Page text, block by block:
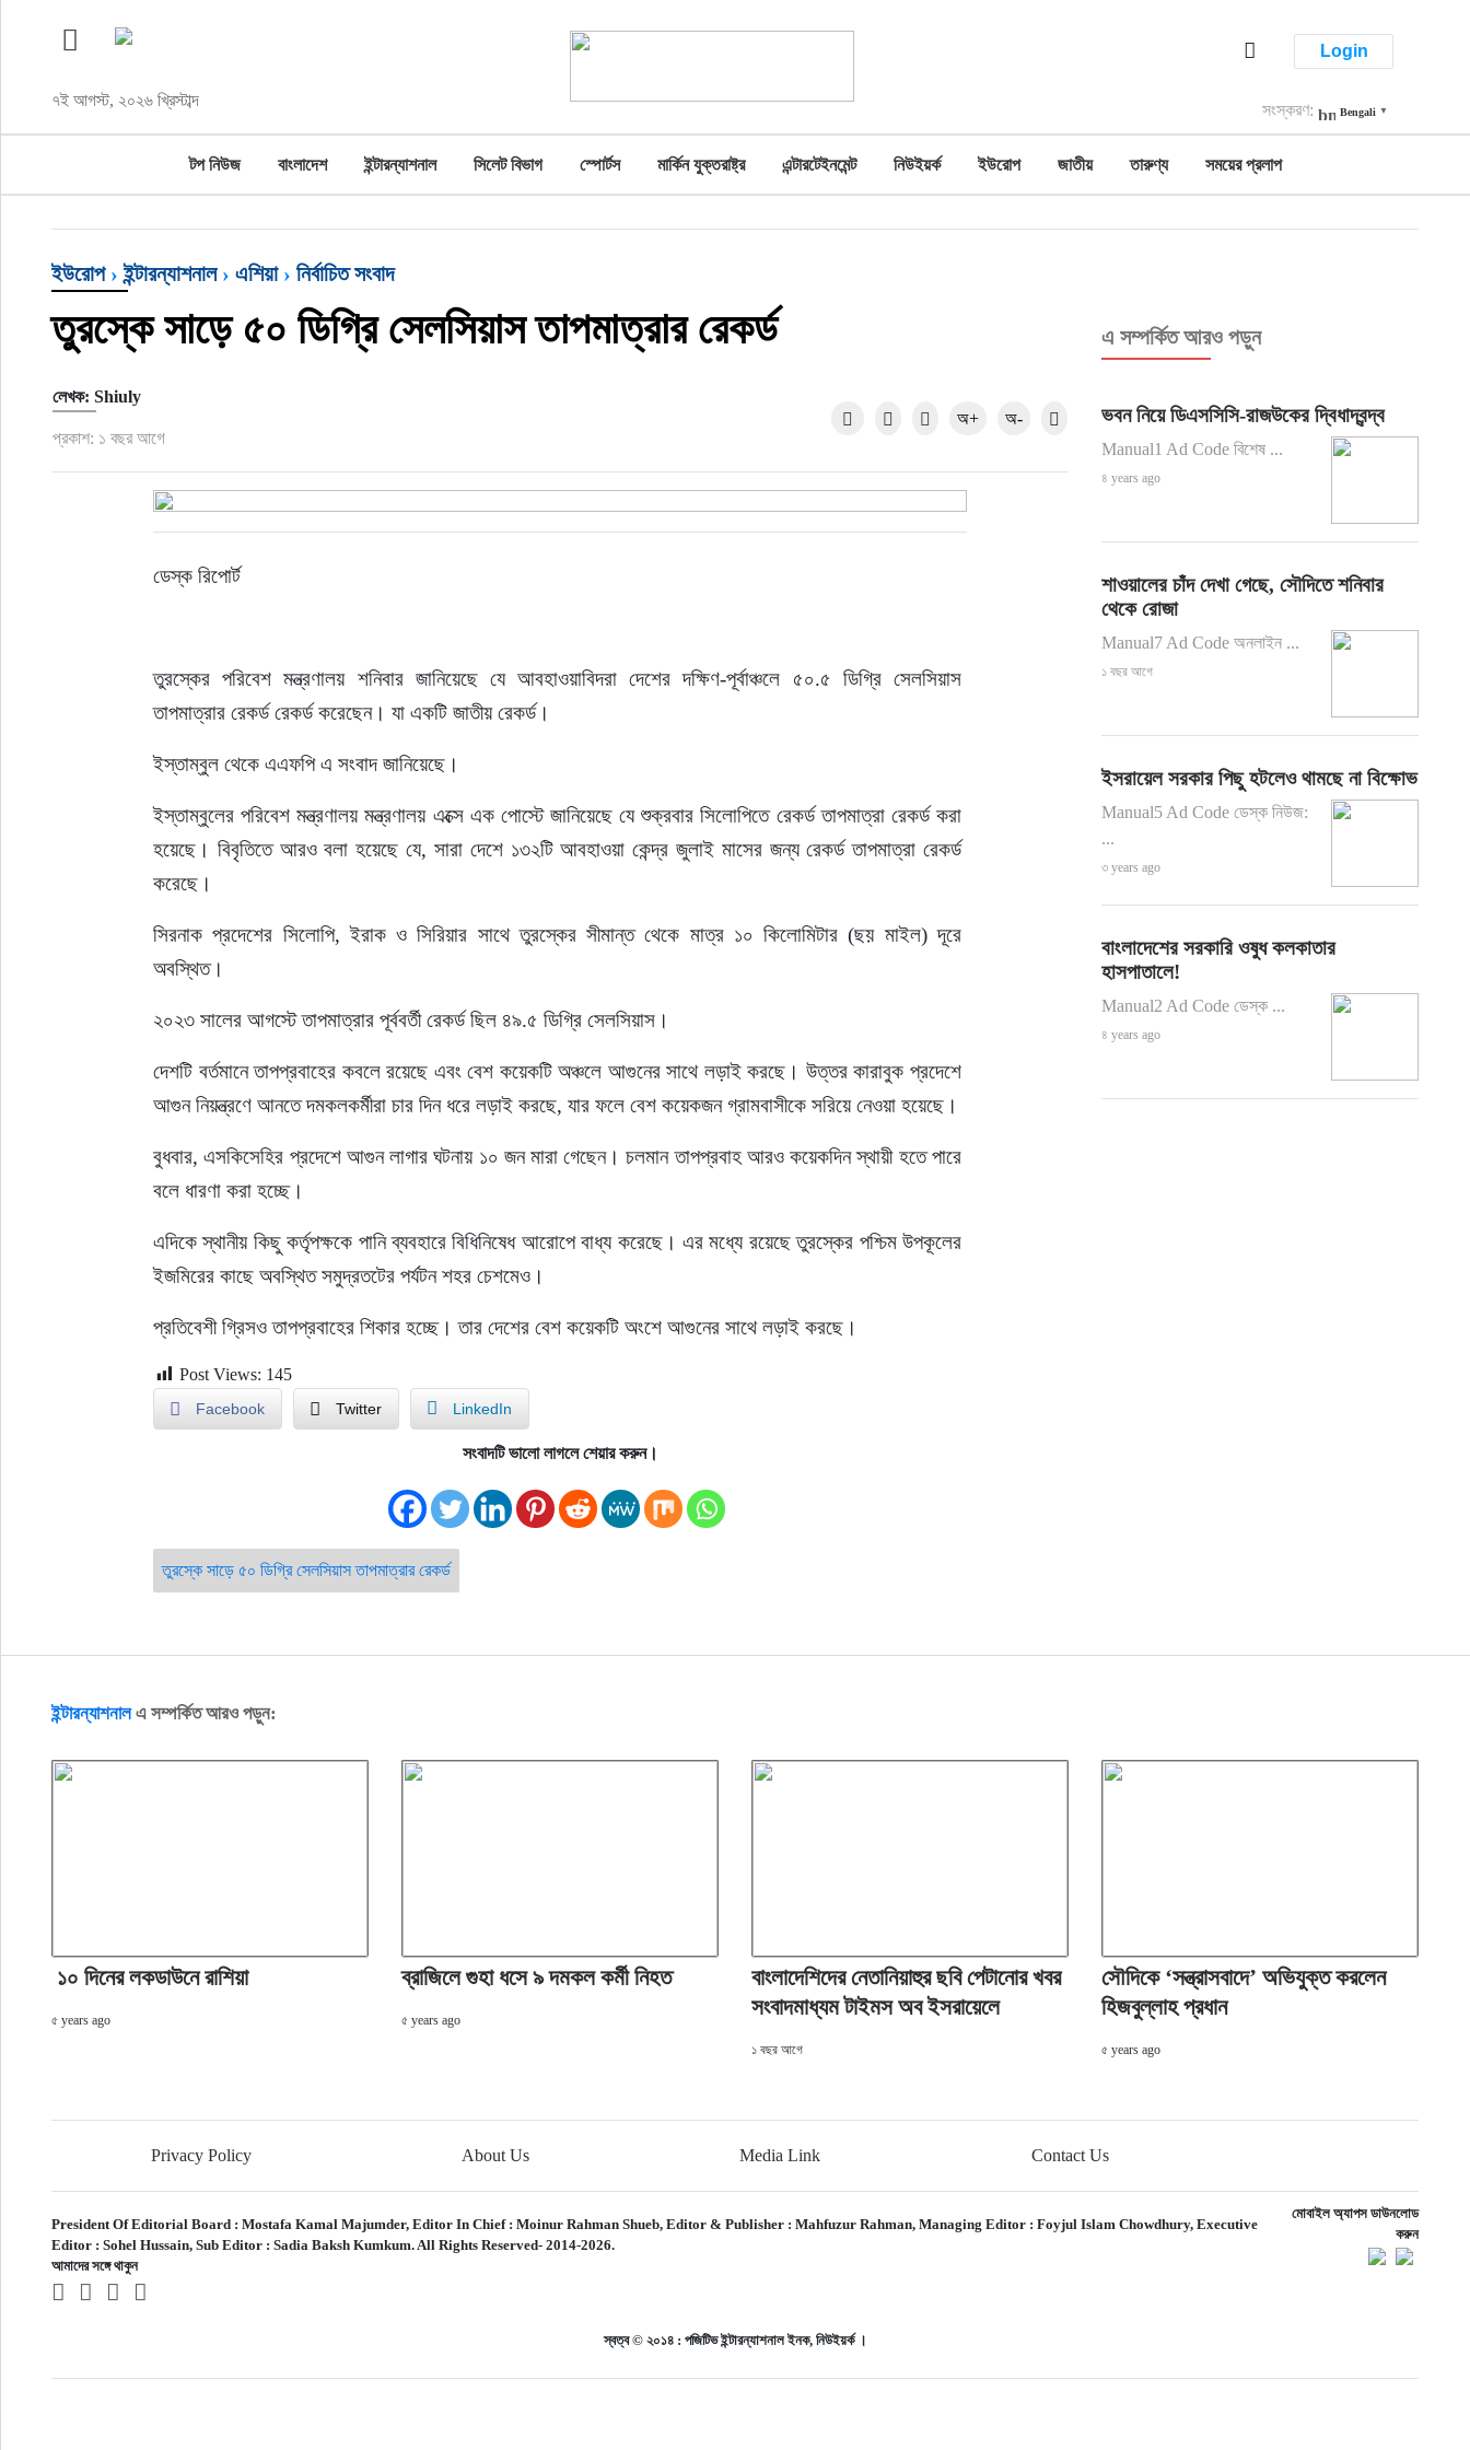
৭ই আগস্ট, ২০২৬ খ্রিস্টাব্দ
Login
সংস্করণ: Bengali ▼
টপ নিউজ বাংলাদেশ ইন্টারন্যাশনাল সিলেট বিভাগ স্পোর্টস মার্কিন যুক্তরাষ্ট্র এন্টারটেইনমেন্ট নিউইয়র্ক ইউরোপ জাতীয় তারুণ্য সময়ের প্রলাপ
ইউরোপ›ইন্টারন্যাশনাল›এশিয়া›নির্বাচিত সংবাদ
তুরস্কে সাড়ে ৫০ ডিগ্রি সেলসিয়াস তাপমাত্রার রেকর্ড
লেখক: Shiuly
প্রকাশ: ১ বছর আগে
অ+ অ-
ডেস্ক রিপোর্ট
তুরস্কের পরিবেশ মন্ত্রণালয় শনিবার জানিয়েছে যে আবহাওয়াবিদরা দেশের দক্ষিণ-পূর্বাঞ্চলে ৫০.৫ ডিগ্রি সেলসিয়াস
তাপমাত্রার রেকর্ড রেকর্ড করেছেন। যা একটি জাতীয় রেকর্ড।
ইস্তাম্বুল থেকে এএফপি এ সংবাদ জানিয়েছে।
ইস্তাম্বুলের পরিবেশ মন্ত্রণালয় মন্ত্রণালয় এক্সে এক পোস্টে জানিয়েছে যে শুক্রবার সিলোপিতে রেকর্ড তাপমাত্রা রেকর্ড করা
হয়েছে। বিবৃতিতে আরও বলা হয়েছে যে, সারা দেশে ১৩২টি আবহাওয়া কেন্দ্র জুলাই মাসের জন্য রেকর্ড তাপমাত্রা রেকর্ড
করেছে।
সিরনাক প্রদেশের সিলোপি, ইরাক ও সিরিয়ার সাথে তুরস্কের সীমান্ত থেকে মাত্র ১০ কিলোমিটার (ছয় মাইল) দূরে
অবস্থিত।
২০২৩ সালের আগস্টে তাপমাত্রার পূর্ববর্তী রেকর্ড ছিল ৪৯.৫ ডিগ্রি সেলসিয়াস।
দেশটি বর্তমানে তাপপ্রবাহের কবলে রয়েছে এবং বেশ কয়েকটি অঞ্চলে আগুনের সাথে লড়াই করছে। উত্তর কারাবুক প্রদেশে
আগুন নিয়ন্ত্রণে আনতে দমকলকর্মীরা চার দিন ধরে লড়াই করছে, যার ফলে বেশ কয়েকজন গ্রামবাসীকে সরিয়ে নেওয়া হয়েছে।
বুধবার, এসকিসেহির প্রদেশে আগুন লাগার ঘটনায় ১০ জন মারা গেছেন। চলমান তাপপ্রবাহ আরও কয়েকদিন স্থায়ী হতে পারে
বলে ধারণা করা হচ্ছে।
এদিকে স্থানীয় কিছু কর্তৃপক্ষকে পানি ব্যবহারে বিধিনিষেধ আরোপে বাধ্য করেছে। এর মধ্যে রয়েছে তুরস্কের পশ্চিম উপকূলের
ইজমিরের কাছে অবস্থিত সমুদ্রতটের পর্যটন শহর চেশমেও।
প্রতিবেশী গ্রিসও তাপপ্রবাহের শিকার হচ্ছে। তার দেশের বেশ কয়েকটি অংশে আগুনের সাথে লড়াই করছে।
Post Views: 145
Facebook Twitter LinkedIn
সংবাদটি ভালো লাগলে শেয়ার করুন।
তুরস্কে সাড়ে ৫০ ডিগ্রি সেলসিয়াস তাপমাত্রার রেকর্ড
এ সম্পর্কিত আরও পড়ুন
ভবন নিয়ে ডিএসসিসি-রাজউকের দ্বিধাদ্বন্দ্ব
Manual1 Ad Code বিশেষ ...
৪ years ago
শাওয়ালের চাঁদ দেখা গেছে, সৌদিতে শনিবার
থেকে রোজা
Manual7 Ad Code অনলাইন ...
১ বছর আগে
ইসরায়েল সরকার পিছু হটলেও থামছে না বিক্ষোভ
Manual5 Ad Code ডেস্ক নিউজ:
...
৩ years ago
বাংলাদেশের সরকারি ওষুধ কলকাতার
হাসপাতালে!
Manual2 Ad Code ডেস্ক ...
৪ years ago
ইন্টারন্যাশনালএ সম্পর্কিত আরও পড়ুন:
১০ দিনের লকডাউনে রাশিয়া
৫ years ago
ব্রাজিলে গুহা ধসে ৯ দমকল কর্মী নিহত
৫ years ago
বাংলাদেশিদের নেতানিয়াহুর ছবি পেটানোর খবর
সংবাদমাধ্যম টাইমস অব ইসরায়েলে
১ বছর আগে
সৌদিকে ‘সন্ত্রাসবাদে’ অভিযুক্ত করলেন
হিজবুল্লাহ প্রধান
৫ years ago
Privacy Policy About Us Media Link Contact Us
President Of Editorial Board :Mostafa Kamal Majumder,Editor In Chief :Moinur Rahman Shueb,Editor & Publisher : Mahfuzur Rahman,Managing Editor :Foyjul Islam Chowdhury,Executive
Editor :Sohel Hussain,Sub Editor :Sadia Baksh Kumkum. All Rights Reserved- 2014-2026.
আমাদের সঙ্গে থাকুন
মোবাইল অ্যাপস ডাউনলোড
করুন
স্বত্ব © ২০১৪ : পজিটিভ ইন্টারন্যাশনাল ইনক, নিউইয়র্ক ।